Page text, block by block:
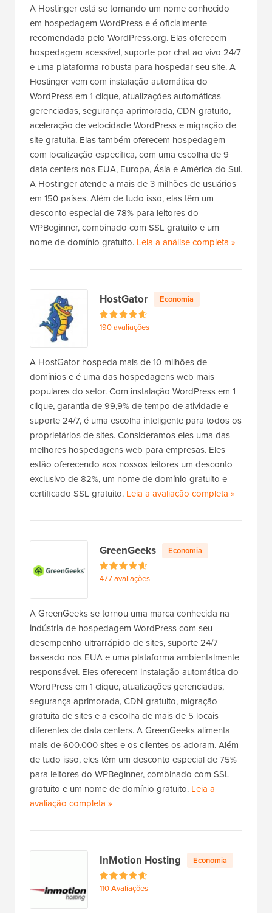
o
s
t
A Hostinger está se tornando um nome conhecido
em hospedagem WordPress e é oficialmente
recomendada pelo WordPress.org. Elas oferecem
hospedagem acessível, suporte por chat ao vivo 24/7
e uma plataforma robusta para hospedar seu site. A
Hostinger vem com instalação automática do
WordPress em 1 clique, atualizações automáticas
gerenciadas, segurança aprimorada, CDN gratuito,
aceleração de velocidade WordPress e migração de
site gratuita. Elas também oferecem hospedagem
com localização específica, com uma escolha de 9
data centers nos EUA, Europa, Ásia e América do Sul.
A Hostinger atende a mais de 3 milhões de usuários
em 150 países. Além de tudo isso, elas têm um
desconto especial de 78% para leitores do
WPBeginner, combinado com SSL gratuito e um
nome de domínio gratuito. Leia a análise completa d
H
r
»
190 avaliações
HostGator Economia
A HostGator hospeda mais de 10 milhões de
domínios e é uma das hospedagens web mais
populares do setor. Com instalação WordPress em 1
clique, garantia de 99,9% de tempo de atividade e
suporte 24/7, é uma escolha inteligente para todos os
proprietários de sites. Consideramos eles uma das
melhores hospedagens web para empresas. Eles
estão oferecendo aos nossos leitores um desconto
exclusivo de 82%, um nome de domínio gratuito e
certificado SSL gratuito. Leia a avaliação completa d
H
»
477 avaliações
GreenGeeks Economia
A GreenGeeks se tornou uma marca conhecida na
indústria de hospedagem WordPress com seu
desempenho ultrarrápido de sites, suporte 24/7
baseado nos EUA e uma plataforma ambientalmente
responsável. Eles oferecem instalação automática do
WordPress em 1 clique, atualizações gerenciadas,
segurança aprimorada, CDN gratuito, migração
gratuita de sites e a escolha de mais de 5 locais
diferentes de data centers. A GreenGeeks alimenta
mais de 600.000 sites e os clientes os adoram. Além
de tudo isso, eles têm um desconto especial de 75%
para leitores do WPBeginner, combinado com SSL
gratuito e um nome de domínio gratuito. Leia a
avaliação completa d
G
e
e
n
»
110 Avaliações
InMotion Hosting Economia